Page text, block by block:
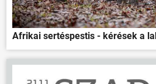
Afrikai sertéspestis - kérések a